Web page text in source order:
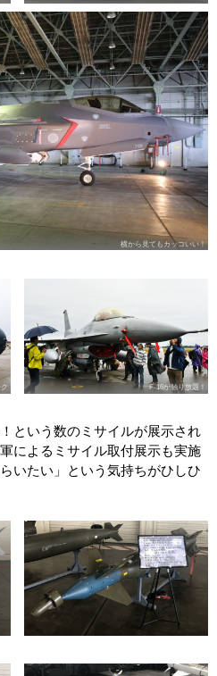
横から見てもカッコいい！
F-16が触り放題！
という数のミサイルが展示され
によるミサイル取付展示も実施
いたい」という気持ちがひしひ